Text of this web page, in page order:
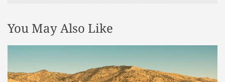
i
o
n
You May Also Like